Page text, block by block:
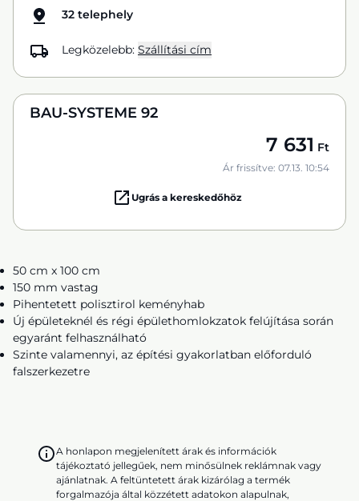
32 telephely
Legközelebb: Szállítási cím
BAU-SYSTEME 92
7 631 Ft
Ár frissítve: 07.13. 10:54
Ugrás a kereskedőhöz
50 cm x 100 cm
150 mm vastag
Pihentetett polisztirol keményhab
Új épületeknél és régi épülethomlokzatok felújítása során
egyaránt felhasználható
Szinte valamennyi, az építési gyakorlatban előforduló
falszerkezetre
A honlapon megjelenített árak és információk
tájékoztató jellegűek, nem minősülnek reklámnak vagy
ajánlatnak. A feltüntetett árak kizárólag a termék
forgalmazója által közzétett adatokon alapulnak,